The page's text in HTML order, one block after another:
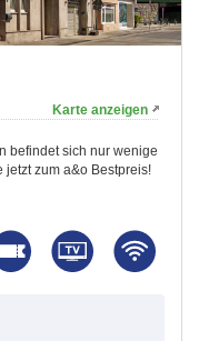
Karte anzeigen
befindet sich nur wenige
jetzt zum a&o Bestpreis!